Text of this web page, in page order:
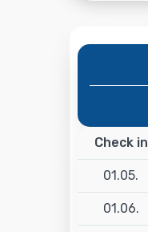
Check in
01.05.
01.06.